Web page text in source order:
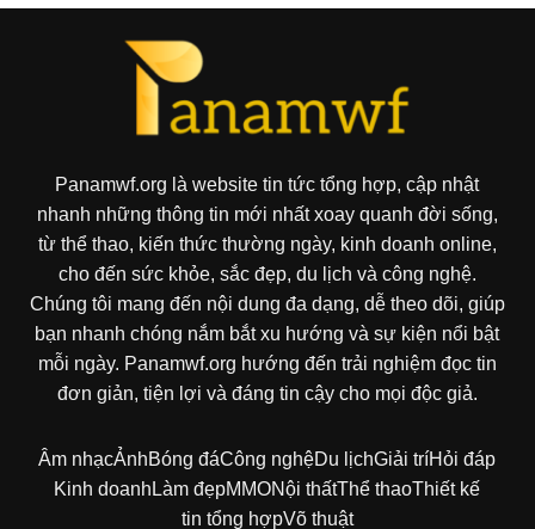
Panamwf.org là website tin tức tổng hợp, cập nhật
nhanh những thông tin mới nhất xoay quanh đời sống,
từ thể thao, kiến thức thường ngày, kinh doanh online,
cho đến sức khỏe, sắc đẹp, du lịch và công nghệ.
Chúng tôi mang đến nội dung đa dạng, dễ theo dõi, giúp
bạn nhanh chóng nắm bắt xu hướng và sự kiện nổi bật
mỗi ngày. Panamwf.org hướng đến trải nghiệm đọc tin
đơn giản, tiện lợi và đáng tin cậy cho mọi độc giả.
Âm nhạcẢnhBóng đáCông nghệDu lịchGiải tríHỏi đáp
Kinh doanh Làm đẹpMMONội thấtThể thaoThiết kế
tin tổng hợpVõ thuật